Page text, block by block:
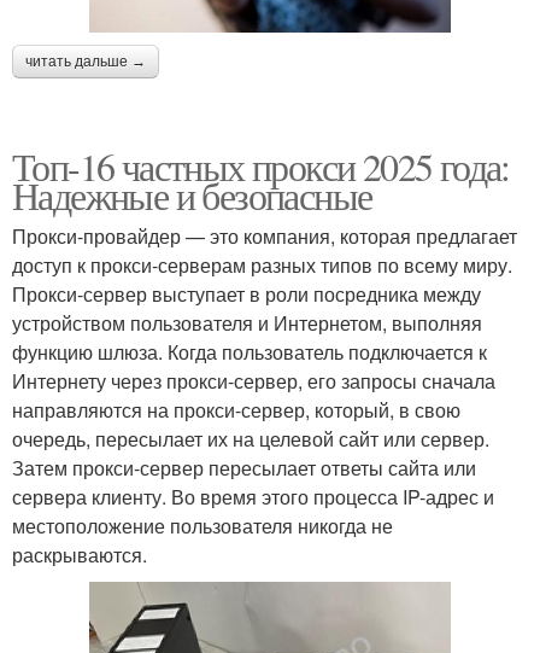
читать дальше →
Топ-16 частных прокси 2025 года:
Надежные и безопасные
Прокси-провайдер — это компания, которая предлагает
доступ к прокси-серверам разных типов по всему миру.
Прокси-сервер выступает в роли посредника между
устройством пользователя и Интернетом, выполняя
функцию шлюза. Когда пользователь подключается к
Интернету через прокси-сервер, его запросы сначала
направляются на прокси-сервер, который, в свою
очередь, пересылает их на целевой сайт или сервер.
Затем прокси-сервер пересылает ответы сайта или
сервера клиенту. Во время этого процесса IP-адрес и
местоположение пользователя никогда не
раскрываются.